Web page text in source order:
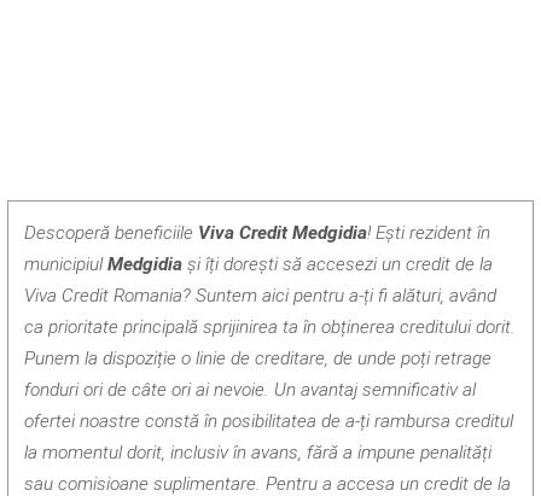
Descoperă beneficiile Viva Credit Medgidia! Ești rezident în
municipiulMedgidia și îți dorești să accesezi un credit de la
Viva Credit Romania? Suntem aici pentru a-ți fi alături, având
ca prioritate principală sprijinirea ta în obținerea creditului dorit.
Punem la dispoziție o linie de creditare, de unde poți retrage
fonduri ori de câte ori ai nevoie. Un avantaj semnificativ al
ofertei noastre constă în posibilitatea de a-ți rambursa creditul
la momentul dorit, inclusiv în avans, fără a impune penalități
sau comisioane suplimentare. Pentru a accesa un credit de la